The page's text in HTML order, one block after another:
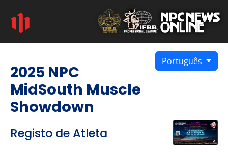
Português
2025 NPC
MidSouth Muscle
Showdown
Registo de Atleta